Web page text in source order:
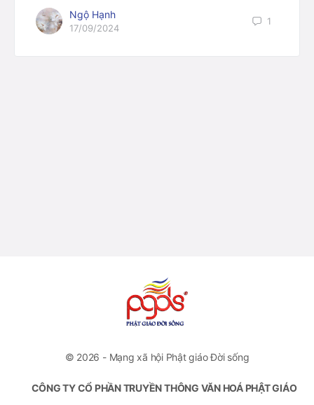
Ngộ Hạnh
17/09/2024
1
© 2026 - Mạng xã hội Phật giáo Đời sống
CÔNG TY CỔ PHẦN TRUYỀN THÔNG VĂN HOÁ PHẬT GIÁO